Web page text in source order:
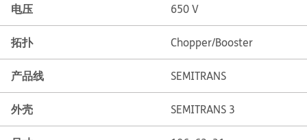
电压 650 V
拓扑 Chopper/Booster
产品线 SEMITRANS
外壳 SEMITRANS 3